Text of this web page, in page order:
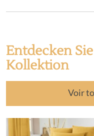
Entdecken
Kollektion
Voir